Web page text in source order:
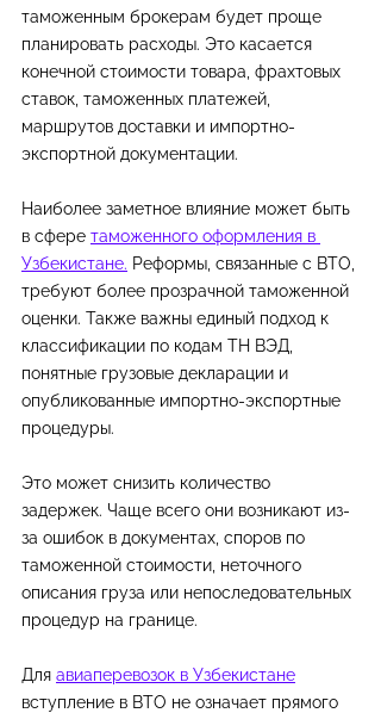
таможенным брокерам будет проще
планировать расходы. Это касается
конечной стоимости товара, фрахтовых
ставок, таможенных платежей,
маршрутов доставки и импортно-
экспортной документации.
Наиболее заметное влияние может быть
в сфере таможенного оформления в
Узбекистане. Реформы, связанные с ВТО,
требуют более прозрачной таможенной
оценки. Также важны единый подход к
классификации по кодам ТН ВЭД,
понятные грузовые декларации и
опубликованные импортно-экспортные
процедуры.
Это может снизить количество
задержек. Чаще всего они возникают из-
за ошибок в документах, споров по
таможенной стоимости, неточного
описания груза или непоследовательных
процедур на границе.
Для авиаперевозок в Узбекистане
вступление в ВТО не означает прямого